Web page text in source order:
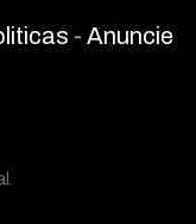
- Anuncie